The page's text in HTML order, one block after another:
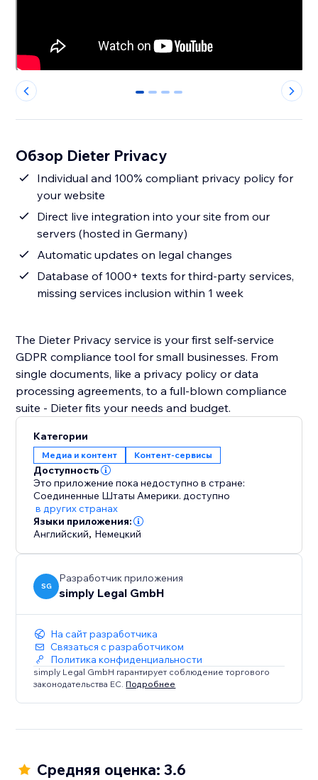
0 1 2 3
Обзор Dieter Privacy
Individual and 100% compliant privacy policy for
your website
Direct live integration into your site from our
servers (hosted in Germany)
Automatic updates on legal changes
Database of 1000+ texts for third-party services,
missing services inclusion within 1 week
The Dieter Privacy service is your first self-service
GDPR compliance tool for small businesses. From
single documents, like a privacy policy or data
processing agreements, to a full-blown compliance
suite - Dieter fits your needs and budget.
Категории
Медиа и контент Контент-сервисы
Доступность
Это приложение пока недоступно в стране:
Соединенные Штаты Америки.доступно
в других странах
Языки приложения:
Английский, Немецкий
SG
Разработчик приложения
simply Legal GmbH
На сайт разработчика
Связаться с разработчиком
Политика конфиденциальности
simply Legal GmbH гарантирует соблюдение торгового
законодательства ЕС. Подробнее
Средняя оценка: 3.6